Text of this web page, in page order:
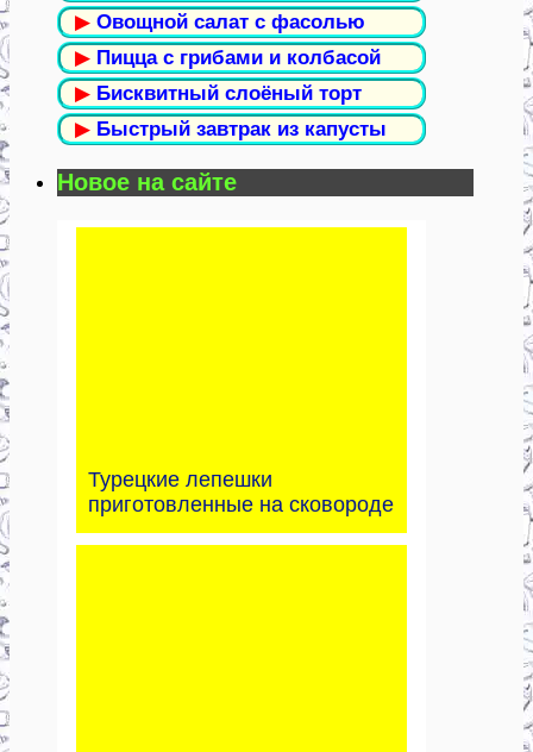
▶ Овощной салат с фасолью
▶ Пицца с грибами и колбасой
▶ Бисквитный слоёный торт
▶ Быстрый завтрак из капусты
Новое на сайте
Турецкие лепешки
приготовленные на сковороде